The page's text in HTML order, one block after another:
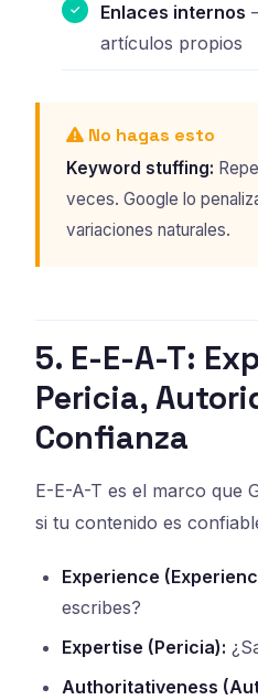
Enlaces internos
artículos propios
No hagas esto
Keyword stuffing:
veces. Google lo
variaciones naturales.
5. E-E-A-T:
Pericia,
Confianza
E-E-A-T es el marco que
si tu contenido es
Experience
escribes?
Expertise (Pericia):
Authoritativeness